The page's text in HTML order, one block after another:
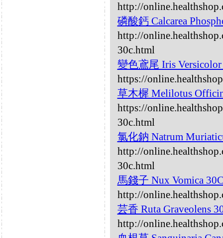
http://
磷酸鈣 Calcarea
http://
30c.html
變色鳶尾 Iris
https://
草木樨 Melilotus
https://
30c.html
氯化鈉 Natrum
http://
30c.html
馬錢子 Nux Vomica
http://
芸香 Ruta Graveolens
http://